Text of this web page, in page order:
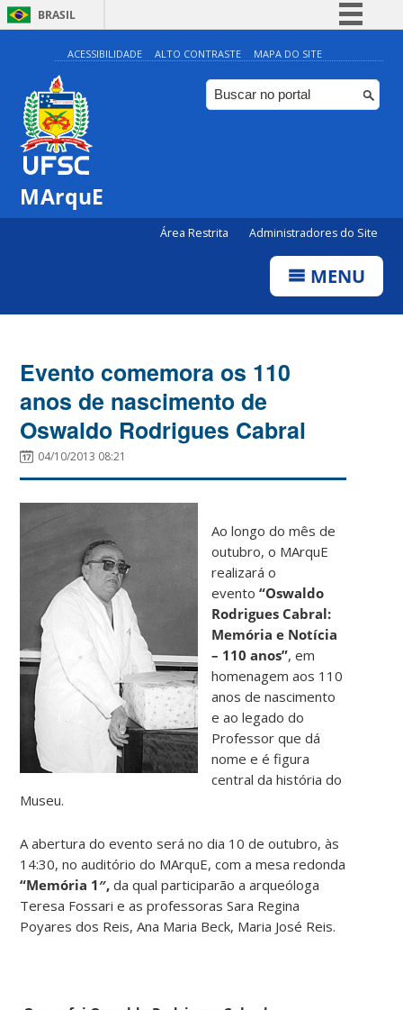
BRASIL
Simplifique!
Comunica BR
Participe
ACESSIBILIDADE ALTO CONTRASTE MAPA DO SITE
MArquE
Área Restrita Administradores do Site
MENU
Evento comemora os 110
anos de nascimento de
Oswaldo Rodrigues Cabral
04/10/2013 08:21
Ao longo do mês de
outubro, o MArquE
realizará o
evento“Oswaldo
Rodrigues Cabral:
Memória e Notícia
– 110 anos”, em
homenagem aos 110
anos de nascimento
e ao legado do
Professor que dá
nome e é figura
central da história do
Museu.
A abertura do evento será no dia 10 de outubro, às
14:30, no auditório do MArquE, com a mesa redonda
“Memória 1″, da qual participarão a arqueóloga
Teresa Fossari e as professoras Sara Regina
Poyares dos Reis, Ana Maria Beck, Maria José Reis.